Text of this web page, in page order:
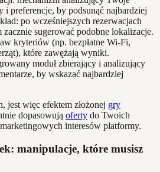
i preferencje, by podsunąć najbardziej
po wcześniejszych rezerwacjach
zacznie sugerować podobne lokalizacje.
kryteriów (np. bezpłatne Wi-Fi,
które zawężają wyniki.
moduł zbierający i analizujący
by wskazać najbardziej
więc efektem złożonej gry
dopasowują oferty do Twoich
interesów platformy.
manipulacje, które musisz